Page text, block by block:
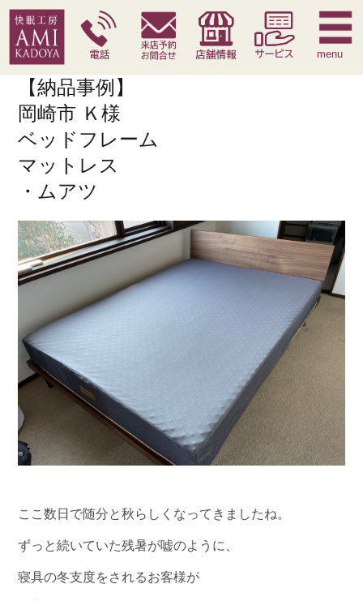
快眠枕 腰痛対策寝具 季節寝具 サービス
menu
【納品事例】
岡崎市 Ｋ様
ベッドフレーム
マットレス
・ムアツ
ここ数日で随分と秋らしくなってきましたね。
ずっと続いていた残暑が嘘のように、
寝具の冬支度をされるお客様が